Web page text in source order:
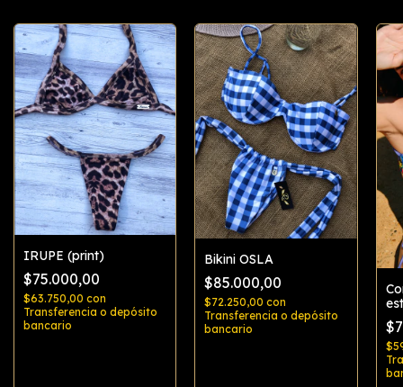
IRUPE (print)
$75.000,00
$63.750,00 con
Transferencia o depósito
bancario
Bikini OSLA
$85.000,00
$72.250,00con
Transferencia o depósito
bancario